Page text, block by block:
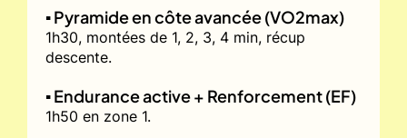
▪️ Pyramide en côte avancée (VO2max)
1h30, montées de 1, 2, 3, 4 min, récup
descente.
▪️ Endurance active + Renforcement (EF)
1h50 en zone 1.